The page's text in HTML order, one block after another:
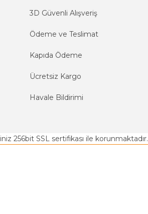
3D Güvenli Alışveriş
Ödeme ve Teslimat
Kapıda Ödeme
Ücretsiz Kargo
Havale Bildirimi
256bit SSL sertifikası ile korunmaktadır.